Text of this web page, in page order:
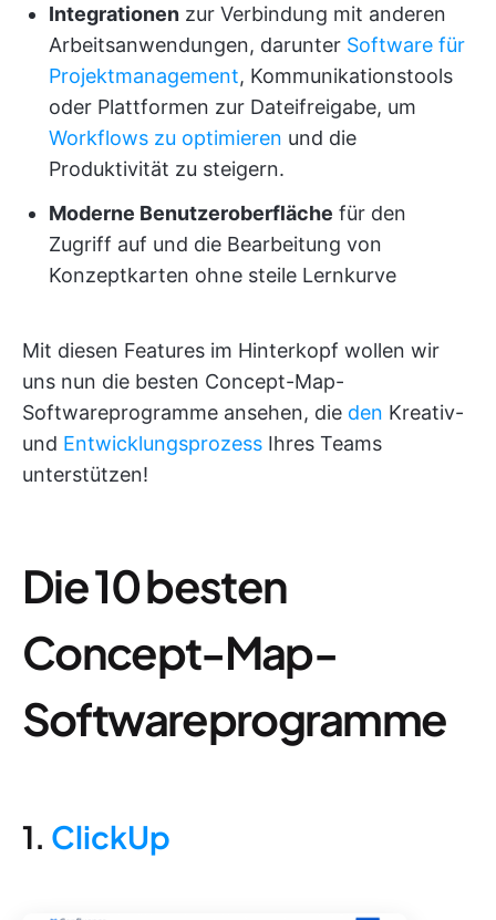
Integrationen zur Verbindung mit anderen
Arbeitsanwendungen, darunter Software für
Projektmanagement, Kommunikationstools
oder Plattformen zur Dateifreigabe, um
Workflows zu optimieren und die
Produktivität zu steigern.
Moderne Benutzeroberfläche für den
Zugriff auf und die Bearbeitung von
Konzeptkarten ohne steile Lernkurve
Mit diesen Features im Hinterkopf wollen wir
uns nun die besten Concept-Map-
Softwareprogramme ansehen, die den Kreativ-
und Entwicklungsprozess Ihres Teams
unterstützen!
Die 10 besten
Concept-Map-
Softwareprogramme
1. ClickUp